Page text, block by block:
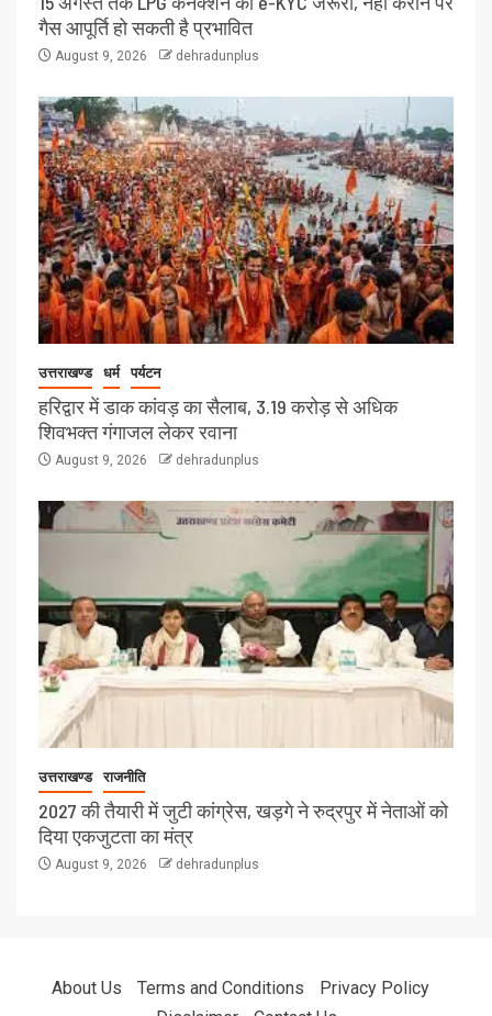
गैस आपूर्ति हो सकती है प्रभावित
August 9, 2026 dehradunplus
उत्तराखण्ड धर्म पर्यटन
हरिद्वार में डाक कांवड़ का सैलाब, 3.19 करोड़ से अधिक
शिवभक्त गंगाजल लेकर रवाना
August 9, 2026 dehradunplus
उत्तराखण्ड राजनीति
2027 की तैयारी में जुटी कांग्रेस, खड़गे ने रुद्रपुर में नेताओं को
दिया एकजुटता का मंत्र
August 9, 2026 dehradunplus
About Us Terms and Conditions
Privacy Policy